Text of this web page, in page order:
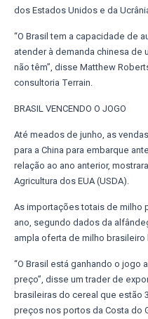
dos Estados Unidos e da
“O Brasil tem a capacidade de
atender à demanda chinesa de
não têm”, disse Matthew
consultoria Terrain.
BRASIL VENCENDO O JOGO
Até meados de junho, as
para a China para embarque
relação ao ano anterior,
Agricultura dos EUA (USDA).
As importações totais de milho
ano, segundo dados da
ampla oferta de milho
“O Brasil está ganhando o jogo
preço”, disse um trader de
brasileiras do cereal que estão
preços nos portos da Costa do